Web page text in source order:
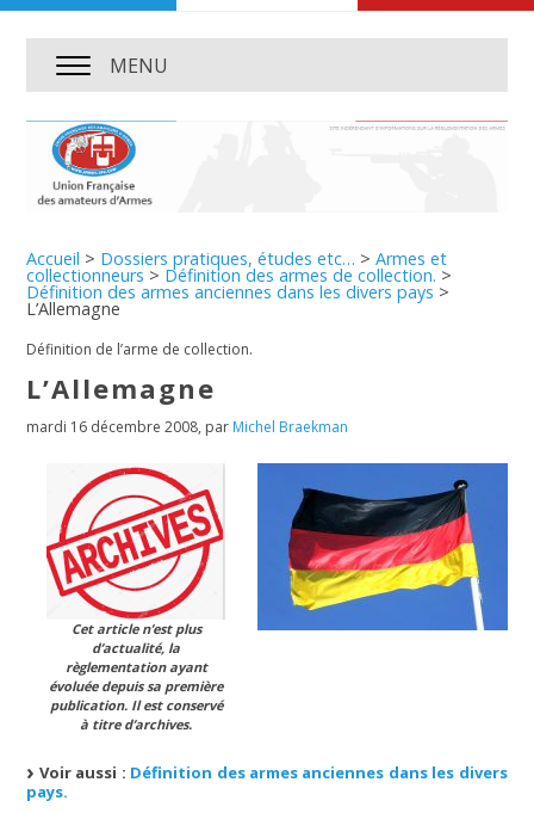
MENU
Accueil > Dossiers pratiques, études etc… >Armes et
collectionneurs > Définition des armes de collection. >
Définition des armes anciennes dans les divers pays >
L’Allemagne
Définition de l’arme de collection.
L’Allemagne
mardi 16 décembre 2008, par Michel Braekman
Cet article n’est plus
d’actualité, la
règlementation ayant
évoluée depuis sa première
publication. Il est conservé
à titre d’archives.
Voir aussi : Définition des armes anciennes dans les divers
pays.